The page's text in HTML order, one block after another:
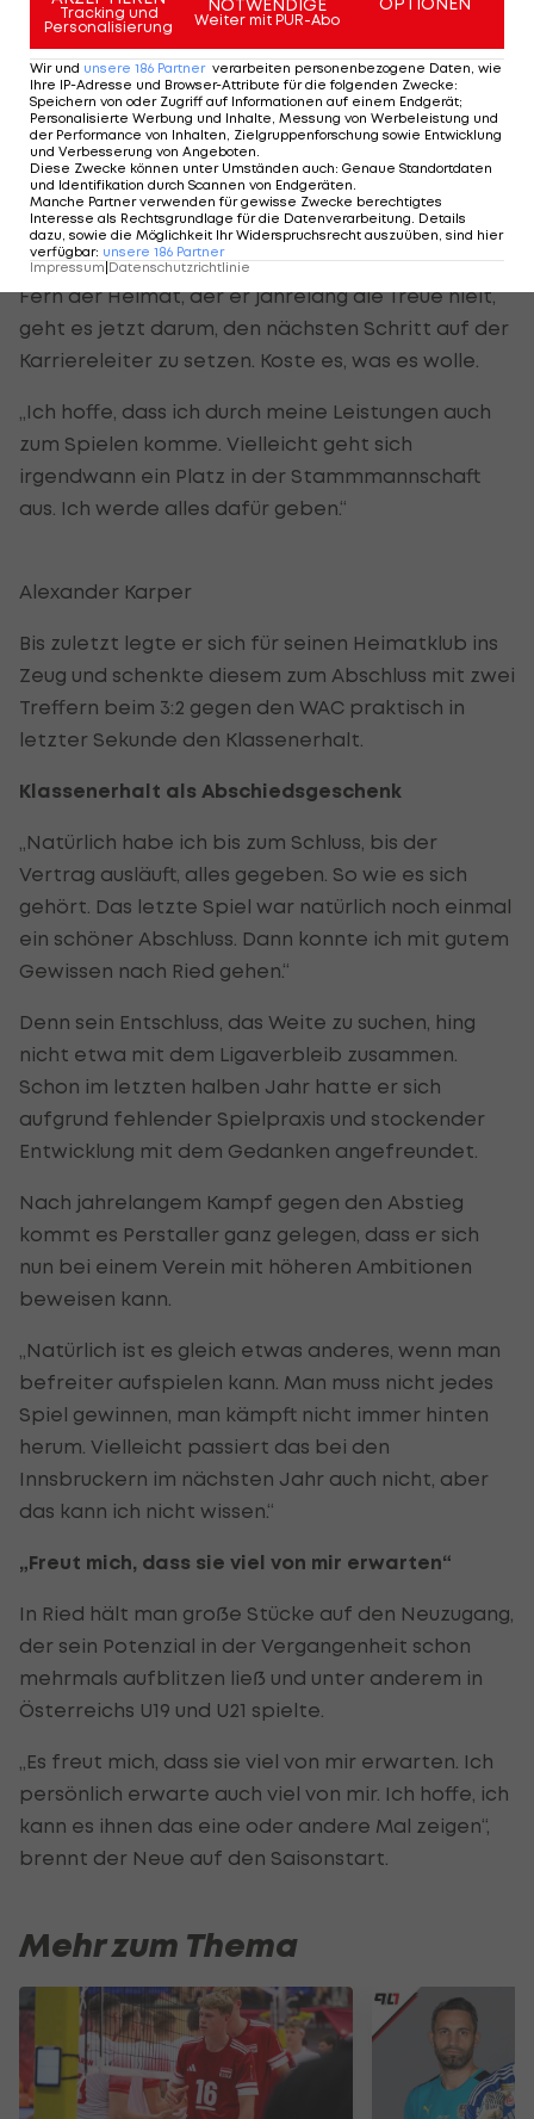
hofft, es den positiven Beispielen, die Ried
herausgebracht hat, gleichtun zu können.
„Viele Spieler, die bei Ried gespielt haben, haben
sich weiterentwickelt, sind Nationalspieler
geworden und haben erfolgreiche Karrieren
gestartet. Ich glaube, das ist hier sehr gut
möglich.“
Fern der Heimat, der er jahrelang die Treue hielt,
geht es jetzt darum, den nächsten Schritt auf der
Karriereleiter zu setzen. Koste es, was es wolle.
„Ich hoffe, dass ich durch meine Leistungen auch
zum Spielen komme. Vielleicht geht sich
irgendwann ein Platz in der Stammmannschaft
aus. Ich werde alles dafür geben.“
Alexander Karper
Bis zuletzt legte er sich für seinen Heimatklub ins
Zeug und schenkte diesem zum Abschluss mit zwei
Treffern beim 3:2 gegen den WAC praktisch in
letzter Sekunde den Klassenerhalt.
Klassenerhalt als Abschiedsgeschenk
„Natürlich habe ich bis zum Schluss, bis der
Vertrag ausläuft, alles gegeben. So wie es sich
gehört. Das letzte Spiel war natürlich noch einmal
ein schöner Abschluss. Dann konnte ich mit gutem
Gewissen nach Ried gehen.“
Denn sein Entschluss, das Weite zu suchen, hing
nicht etwa mit dem Ligaverbleib zusammen.
Schon im letzten halben Jahr hatte er sich
aufgrund fehlender Spielpraxis und stockender
Entwicklung mit dem Gedanken angefreundet.
Nach jahrelangem Kampf gegen den Abstieg
kommt es Perstaller ganz gelegen, dass er sich
nun bei einem Verein mit höheren Ambitionen
beweisen kann.
„Natürlich ist es gleich etwas anderes, wenn man
befreiter aufspielen kann. Man muss nicht jedes
Spiel gewinnen, man kämpft nicht immer hinten
herum. Vielleicht passiert das bei den
Innsbruckern im nächsten Jahr auch nicht, aber
das kann ich nicht wissen.“
„Freut mich, dass sie viel von mir erwarten“
In Ried hält man große Stücke auf den Neuzugang,
der sein Potenzial in der Vergangenheit schon
mehrmals aufblitzen ließ und unter anderem in
Österreichs U19 und U21 spielte.
„Es freut mich, dass sie viel von mir erwarten. Ich
persönlich erwarte auch viel von mir. Ich hoffe, ich
kann es ihnen das eine oder andere Mal zeigen“,
brennt der Neue auf den Saisonstart.
Mehr zum Thema
Tracking und
Personalisierung
NOTWENDIGE
Weiter mit PUR-Abo
Wir und unsere 186 Partner verarbeiten personenbezogene Daten, wie
Ihre IP-Adresse und Browser-Attribute für die folgenden Zwecke:
Speichern von oder Zugriff auf Informationen auf einem Endgerät;
Personalisierte Werbung und Inhalte, Messung von Werbeleistung und
der Performance von Inhalten, Zielgruppenforschung sowie Entwicklung
und Verbesserung von Angeboten.
Diese Zwecke können unter Umständen auch: Genaue Standortdaten
und Identifikation durch Scannen von Endgeräten.
Manche Partner verwenden für gewisse Zwecke berechtigtes
Interesse als Rechtsgrundlage für die Datenverarbeitung. Details
dazu, sowie die Möglichkeit Ihr Widerspruchsrecht auszuüben, sind hier
verfügbar: unsere 186 Partner
Impressum Datenschutzrichtlinie